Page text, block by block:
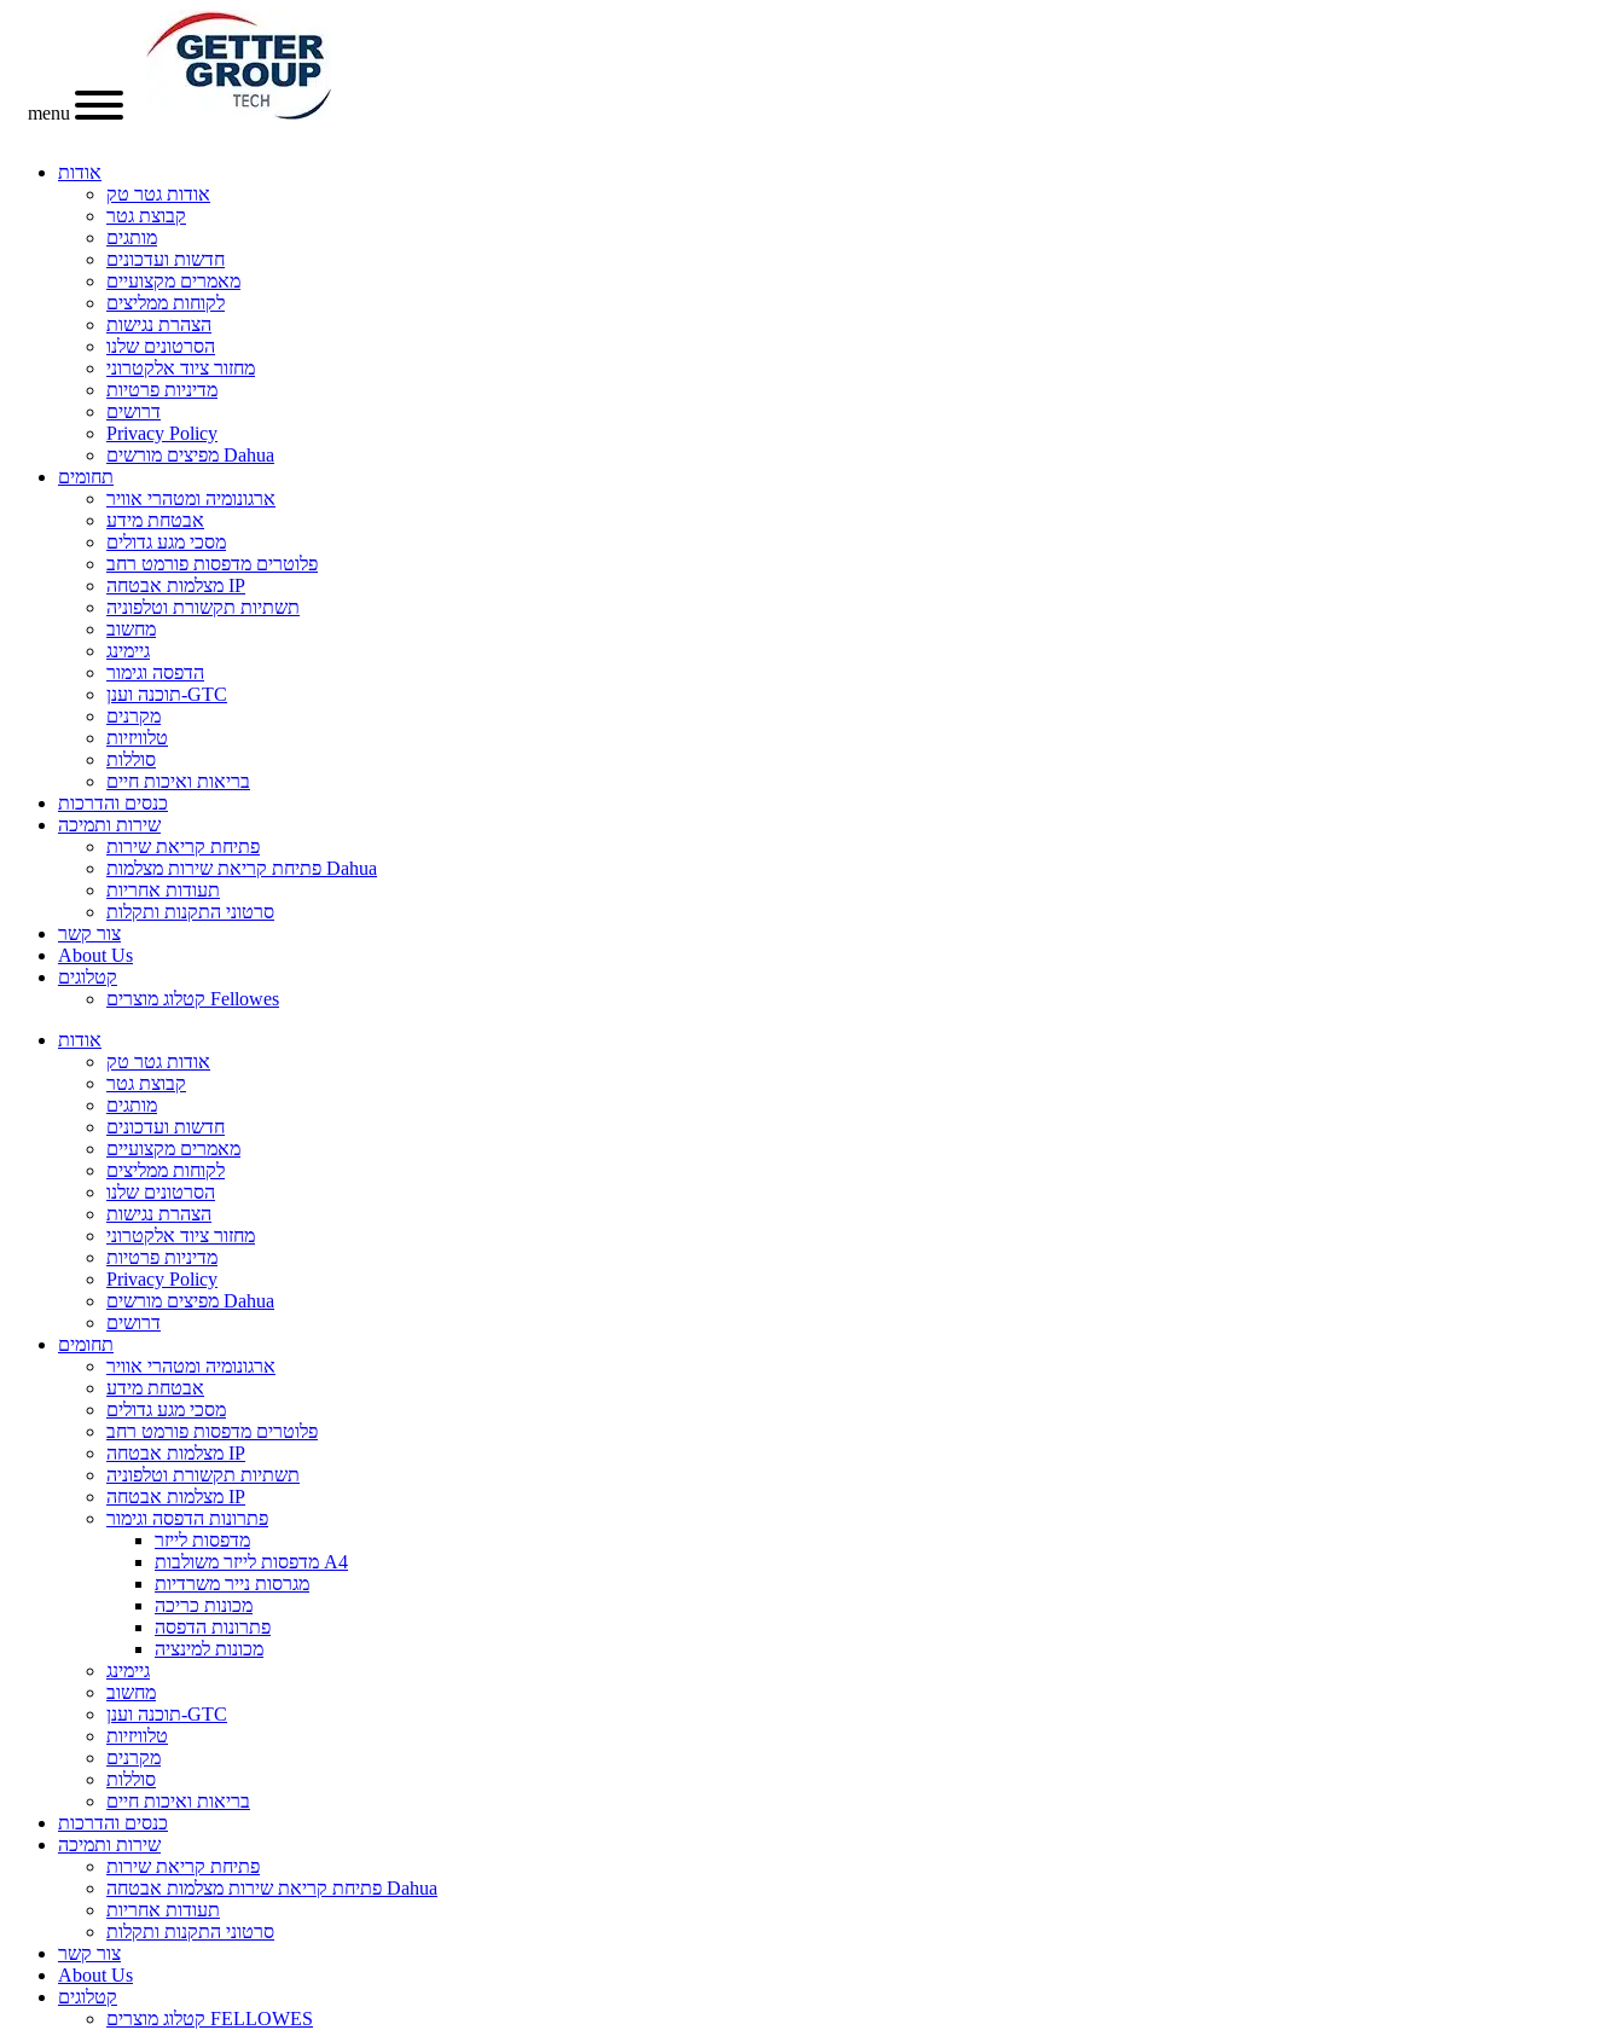
menu
אודות
אודות גטר טק
קבוצת גטר
מותגים
חדשות ועדכונים
מאמרים מקצועיים
לקוחות ממליצים
הצהרת נגישות
הסרטונים שלנו
מחזור ציוד אלקטרוני
מדיניות פרטיות
דרושים
Privacy Policy
מפיצים מורשים Dahua
תחומים
ארגונומיה ומטהרי אוויר
אבטחת מידע
מסכי מגע גדולים
פלוטרים מדפסות פורמט רחב
מצלמות אבטחה IP
תשתיות תקשורת וטלפוניה
מחשוב
גיימינג
הדפסה וגימור
תוכנה וענן-GTC
מקרנים
טלוויזיות
סוללות
בריאות ואיכות חיים
כנסים והדרכות
שירות ותמיכה
פתיחת קריאת שירות
פתיחת קריאת שירות מצלמות Dahua
תעודות אחריות
סרטוני התקנות ותקלות
צור קשר
About Us
קטלוגים
קטלוג מוצרים Fellowes
אודות
אודות גטר טק
קבוצת גטר
מותגים
חדשות ועדכונים
מאמרים מקצועיים
לקוחות ממליצים
הסרטונים שלנו
הצהרת נגישות
מחזור ציוד אלקטרוני
מדיניות פרטיות
Privacy Policy
מפיצים מורשים Dahua
דרושים
תחומים
ארגונומיה ומטהרי אוויר
אבטחת מידע
מסכי מגע גדולים
פלוטרים מדפסות פורמט רחב
מצלמות אבטחה IP
תשתיות תקשורת וטלפוניה
מצלמות אבטחה IP
פתרונות הדפסה וגימור
מדפסות לייזר
מדפסות לייזר משולבות A4
מגרסות נייר משרדיות
מכונות כריכה
פתרונות הדפסה
מכונות למינציה
גיימינג
מחשוב
תוכנה וענן-GTC
טלוויזיות
מקרנים
סוללות
בריאות ואיכות חיים
כנסים והדרכות
שירות ותמיכה
פתיחת קריאת שירות
פתיחת קריאת שירות מצלמות אבטחה Dahua
תעודות אחריות
סרטוני התקנות ותקלות
צור קשר
About Us
קטלוגים
קטלוג מוצרים FELLOWES